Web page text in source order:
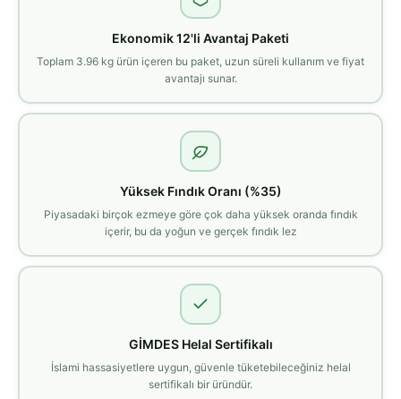
Ekonomik 12'li Avantaj Paketi
Toplam 3.96 kg ürün içeren bu paket, uzun süreli kullanım ve fiyat
avantajı sunar.
Yüksek Fındık Oranı (%35)
Piyasadaki birçok ezmeye göre çok daha yüksek oranda fındık
içerir, bu da yoğun ve gerçek fındık lez
GİMDES Helal Sertifikalı
İslami hassasiyetlere uygun, güvenle tüketebileceğiniz helal
sertifikalı bir üründür.